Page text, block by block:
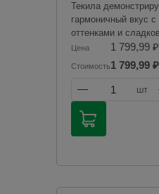
Текила
гармоничный вкус
оттенками и
послевкусием.
элегантным
нот агавы и
растительных
Продажа
дистанционным
соответствии с
осуществляем
Цена 1 799,99 ₽
Стоимость1 799,99 ₽
1 шт